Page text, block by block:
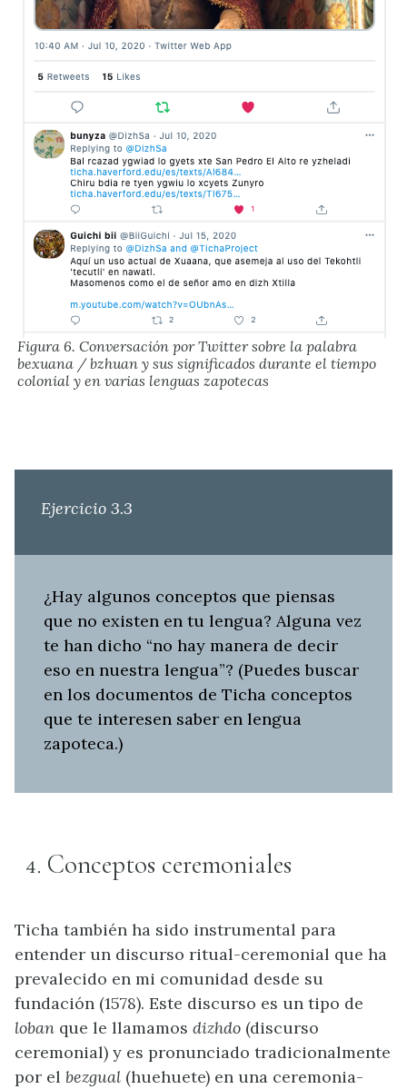
Figura 6. Conversación por Twitter sobre la palabra
bexuana /bzhuan y sus significados durante el tiempo
colonial y en varias lenguas zapotecas
Ejercicio 3.3
¿Hay algunos conceptos que piensas
que no existen en tu lengua? Alguna vez
te han dicho “no hay manera de decir
eso en nuestra lengua”? (Puedes buscar
en los documentos de Ticha conceptos
que te interesen saber en lengua
zapoteca.)
Conceptos ceremoniales
Ticha también ha sido instrumental para
entender un discurso ritual-ceremonial que ha
prevalecido en mi comunidad desde su
fundación (1578). Este discurso es un tipo de
loban que le llamamos dizhdo (discurso
ceremonial) y es pronunciado tradicionalmente
por el bezgual (huehuete) en una ceremonia-